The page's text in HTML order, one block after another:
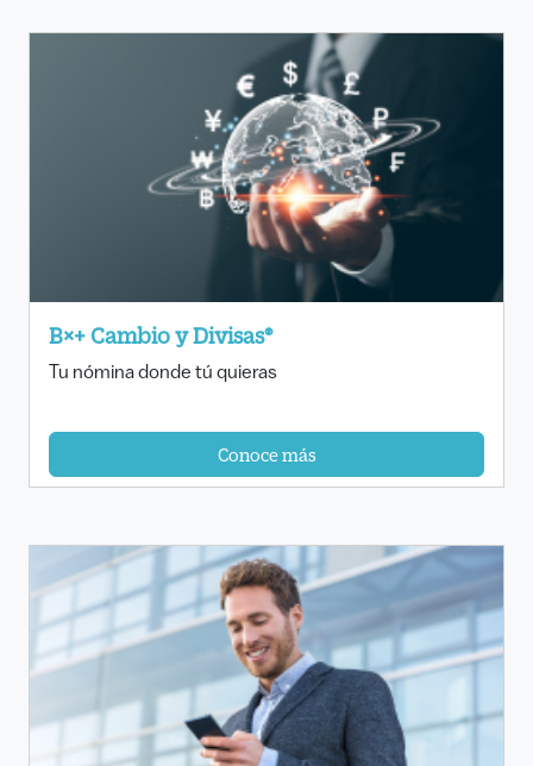
B×+ Cambio y Divisas®
Tu nómina donde tú quieras
Conoce más